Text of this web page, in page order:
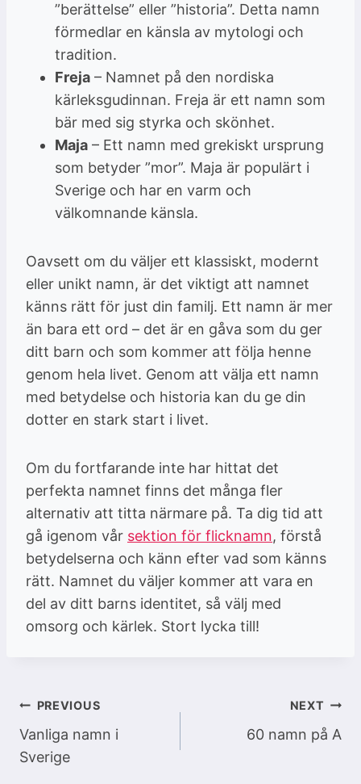
”berättelse” eller ”historia”. Detta namn
förmedlar en känsla av mytologi och
tradition.
Freja – Namnet på den nordiska
kärleksgudinnan. Freja är ett namn som
bär med sig styrka och skönhet.
Maja – Ett namn med grekiskt ursprung
som betyder ”mor”. Maja är populärt i
Sverige och har en varm och
välkomnande känsla.
Oavsett om du väljer ett klassiskt, modernt
eller unikt namn, är det viktigt att namnet
känns rätt för just din familj. Ett namn är mer
än bara ett ord – det är en gåva som du ger
ditt barn och som kommer att följa henne
genom hela livet. Genom att välja ett namn
med betydelse och historia kan du ge din
dotter en stark start i livet.
Om du fortfarande inte har hittat det
perfekta namnet finns det många fler
alternativ att titta närmare på. Ta dig tid att
gå igenom vår sektion för flicknamn, förstå
betydelserna och känn efter vad som känns
rätt. Namnet du väljer kommer att vara en
del av ditt barns identitet, så välj med
omsorg och kärlek. Stort lycka till!
Inläggsnavigering
PREVIOUS
Vanliga namn i
Sverige
NEXT
60 namn på A